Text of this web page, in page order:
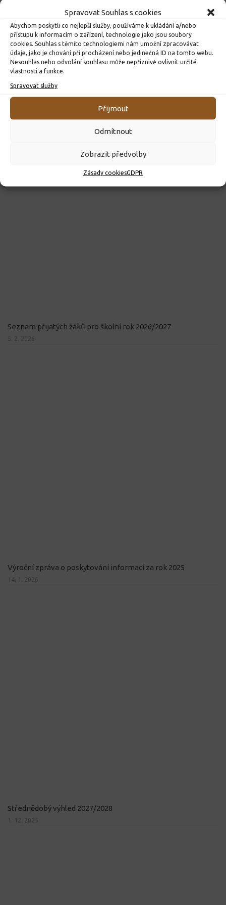
Spravovat Souhlas s cookies
Abychom poskytli co nejlepší služby, používáme k ukládání a/nebo
přístupu k informacím o zařízení, technologie jako jsou soubory
cookies. Souhlas s těmito technologiemi nám umožní zpracovávat
údaje, jako je chování při procházení nebo jedinečná ID na tomto webu.
Nesouhlas nebo odvolání souhlasu může nepříznivě ovlivnit určité
vlastnosti a funkce.
Spravovat služby
Přijmout
Odmítnout
Zobrazit předvolby
Zásady cookiesGDPR
ROZHODNUTÍ O PŘIJETÍ K PŘEDŠKOLNÍMU VZDĚLÁVÁNÍ
PRO ROK 2026
10. 4. 2026
Seznam přijatých žáků pro školní rok 2026/2027
5. 2. 2026
Výroční zpráva o poskytování informací za rok 2025
14. 1. 2026
Střednědobý výhled 2027/2028
1. 12. 2025